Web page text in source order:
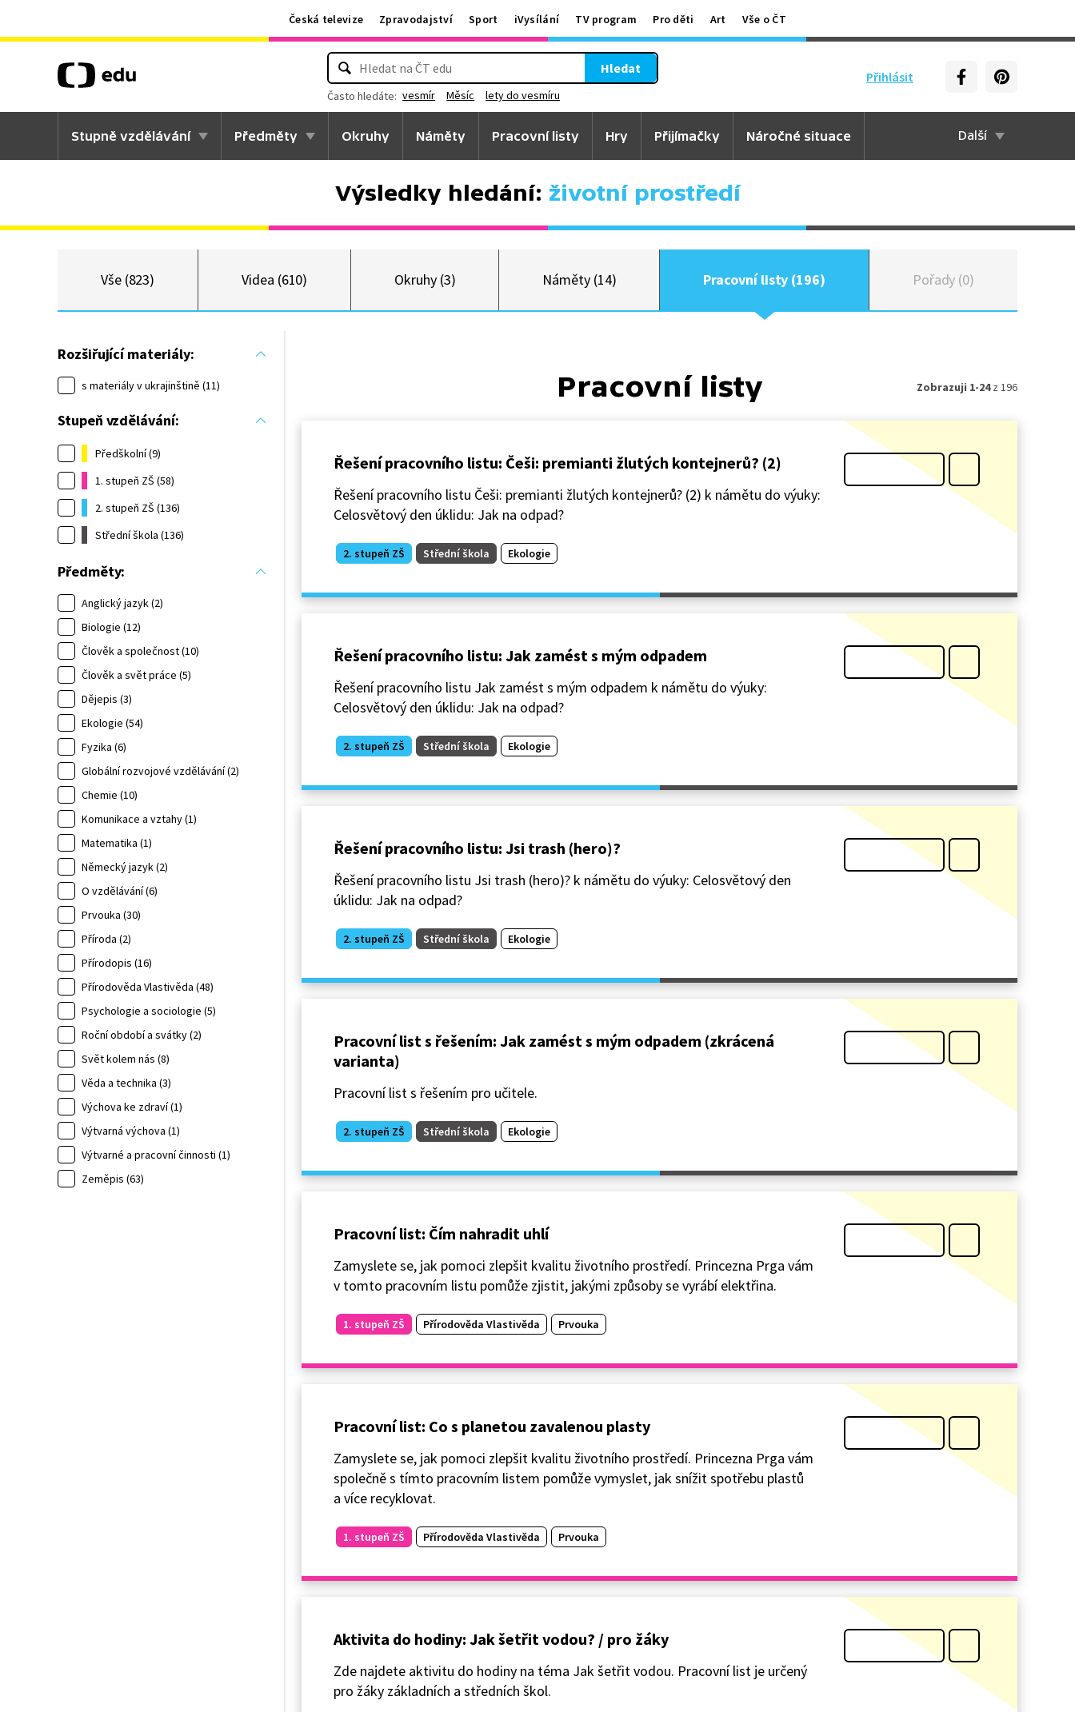
Česká televize Zpravodajství Sport iVysílání TV program Pro děti Art Vše o ČT
Přihlásit
Hledat
Často hledáte: vesmír Měsíc lety do vesmíru
Stupně vzdělávání Předměty Okruhy Náměty Pracovní listy Hry Přijímačky Náročné situace Další
Výsledky hledání: životní prostředí
Vše (823) Videa (610) Okruhy (3) Náměty (14) Pracovní listy (196) Pořady (0)
Rozšiřující materiály:
s materiály v ukrajinštině (11)
Stupeň vzdělávání:
Předškolní (9)
1. stupeň ZŠ (58)
2. stupeň ZŠ (136)
Střední škola (136)
Předměty:
Anglický jazyk (2)
Biologie (12)
Člověk a společnost (10)
Člověk a svět práce (5)
Dějepis (3)
Ekologie (54)
Fyzika (6)
Globální rozvojové vzdělávání (2)
Chemie (10)
Komunikace a vztahy (1)
Matematika (1)
Německý jazyk (2)
O vzdělávání (6)
Prvouka (30)
Příroda (2)
Přírodopis (16)
Přírodověda Vlastivěda (48)
Psychologie a sociologie (5)
Roční období a svátky (2)
Svět kolem nás (8)
Věda a technika (3)
Výchova ke zdraví (1)
Výtvarná výchova (1)
Výtvarné a pracovní činnosti (1)
Zeměpis (63)
Pracovní listy Zobrazuji 1-24z 196
Řešení pracovního listu: Češi: premianti žlutých kontejnerů? (2)
Řešení pracovního listu Češi: premianti žlutých kontejnerů? (2) k námětu do výuky:
Celosvětový den úklidu: Jak na odpad?
2. stupeň ZŠ Střední škola Ekologie
Řešení pracovního listu: Jak zamést s mým odpadem
Řešení pracovního listu Jak zamést s mým odpadem k námětu do výuky:
Celosvětový den úklidu: Jak na odpad?
2. stupeň ZŠ Střední škola Ekologie
Řešení pracovního listu: Jsi trash (hero)?
Řešení pracovního listu Jsi trash (hero)? k námětu do výuky: Celosvětový den
úklidu: Jak na odpad?
2. stupeň ZŠ Střední škola Ekologie
Pracovní list s řešením: Jak zamést s mým odpadem (zkrácená
varianta)
Pracovní list s řešením pro učitele.
2. stupeň ZŠ Střední škola Ekologie
Pracovní list: Čím nahradit uhlí
Zamyslete se, jak pomoci zlepšit kvalitu životního prostředí. Princezna Prga vám
v tomto pracovním listu pomůže zjistit, jakými způsoby se vyrábí elektřina.
1. stupeň ZŠ Přírodověda Vlastivěda Prvouka
Pracovní list: Co s planetou zavalenou plasty
Zamyslete se, jak pomoci zlepšit kvalitu životního prostředí. Princezna Prga vám
společně s tímto pracovním listem pomůže vymyslet, jak snížit spotřebu plastů
a více recyklovat.
1. stupeň ZŠ Přírodověda Vlastivěda Prvouka
Aktivita do hodiny: Jak šetřit vodou? / pro žáky
Zde najdete aktivitu do hodiny na téma Jak šetřit vodou. Pracovní list je určený
pro žáky základních a středních škol.